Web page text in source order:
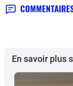
En savoir plus